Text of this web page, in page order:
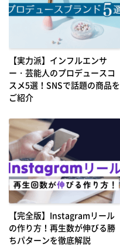
【実力派】インフルエンサ
ー・芸能人のプロデュースコ
スメ5選！SNSで話題の商品を
ご紹介
【完全版】Instagramリール
の作り方！再生数が伸びる勝
ちパターンを徹底解説